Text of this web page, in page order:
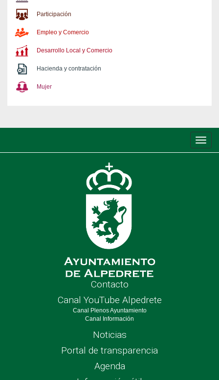
Participación
Empleo y Comercio
Desarrollo Local y Comercio
Hacienda y contratación
Mujer
de
Contacto
Canal YouTube Alpedrete
Canal Plenos Ayuntamiento
Canal Información
Noticias
Portal de transparencia
Agenda